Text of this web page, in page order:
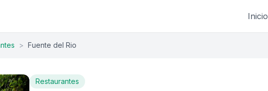
Inicio
> Fuente del Rio
Restaurantes